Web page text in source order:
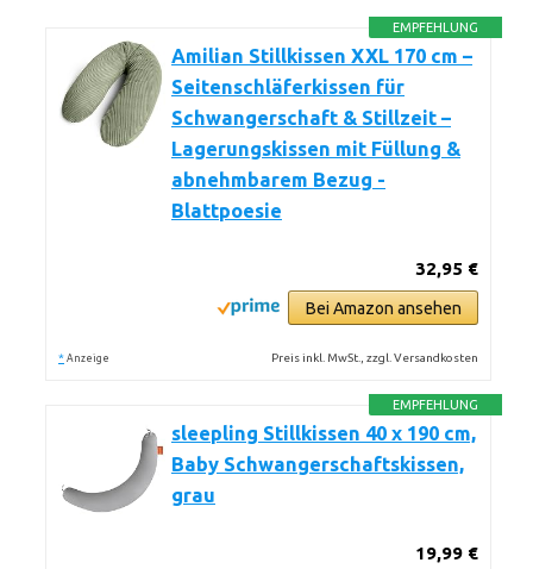
EMPFEHLUNG
Amilian Stillkissen XXL 170 cm –
Seitenschläferkissen für
Schwangerschaft & Stillzeit –
Lagerungskissen mit Füllung &
abnehmbarem Bezug -
Blattpoesie
32,95 €
Bei Amazon ansehen
* Anzeige Preis inkl. MwSt., zzgl. Versandkosten
EMPFEHLUNG
sleepling Stillkissen 40 x 190 cm,
Baby Schwangerschaftskissen,
grau
19,99 €